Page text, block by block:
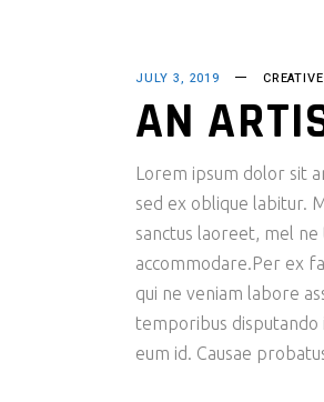
JULY 3, 2019 CREATIVE
AN
Lorem ipsum dolor sit
sed ex oblique labitur.
sanctus laoreet, mel
accommodare.Per ex
qui ne veniam labore
temporibus
eum id. Causae